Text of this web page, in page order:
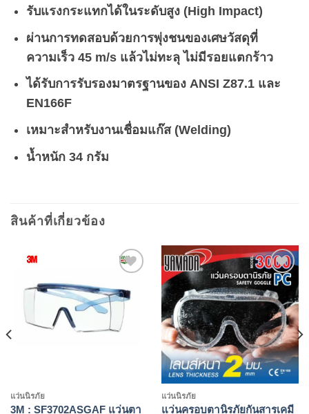
รับแรงกระแทกได้ในระดับสูง (High Impact)
ผ่านการทดสอบด้วยการพุ่งชนของเศษวัสดุที่
ความเร็ว45 m/s แล้วไม่ทะลุ ไม่มีรอยแตกร้าว
ได้รับการรับรองมาตรฐานของANSI Z87.1 และ
EN166F
เหมาะสำหรับงานเชื่อมแก๊ส (Welding)
น้ำหนัก 34 กรัม
สินค้าที่เกี่ยวข้อง
wishlist
แว่นนิรภัย
3M : SF3702ASGAF แว่นตา
Add to
wishlist
แว่นนิรภัย
แว่นครอบตานิรภัยกันสารเคมี